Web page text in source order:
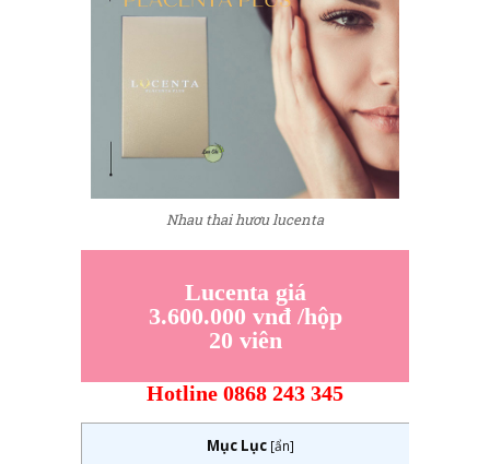
Nhau thai hươu lucenta
Lucenta giá
3.600.000 vnđ /hộp
20 viên
Hotline 0868 243 345
Mục Lục [ẩn]